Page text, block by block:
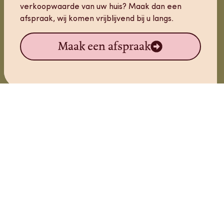
verkoopwaarde van uw huis? Maak dan een
afspraak, wij komen vrijblijvend bij u langs.
Maak een afspraak